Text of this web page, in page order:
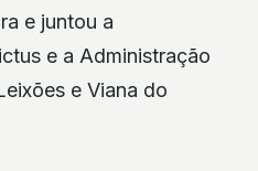
e juntou a
e a Administração
e Viana do